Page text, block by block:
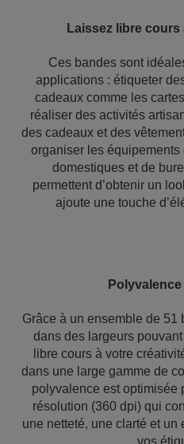
Laissez libre
Ces bandes sont
applications : étiqueter
cadeaux comme les
réaliser des activités
des cadeaux et des
organiser les
domestiques et de
permettent d’obtenir un
ajoute une touche
Grâce à un ensemble de 51
dans des largeurs
libre cours à votre
dans une large gamme de
polyvalence est optimisée
résolution (360 dpi) qui
une netteté, une clarté et
vos